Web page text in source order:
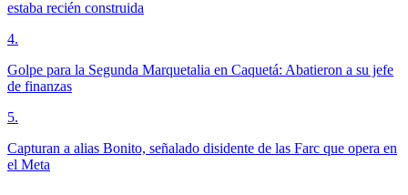
estaba recién construida
4.
Golpe para la Segunda Marquetalia en Caquetá: Abatieron a su jefe
de finanzas
5.
Capturan a alias Bonito, señalado disidente de las Farc que opera en
el Meta